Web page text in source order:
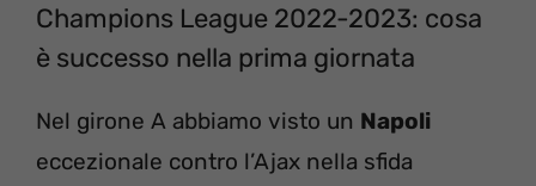
Champions League 2022-2023: cosa
è successo nella prima giornata
Nel girone A abbiamo visto un Napoli
eccezionale contro l’Ajax nella sfida